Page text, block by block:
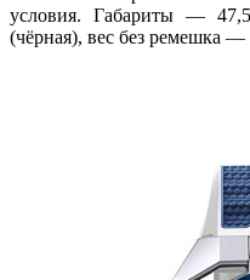
условия. Габариты —
(чёрная), вес без ремешка —